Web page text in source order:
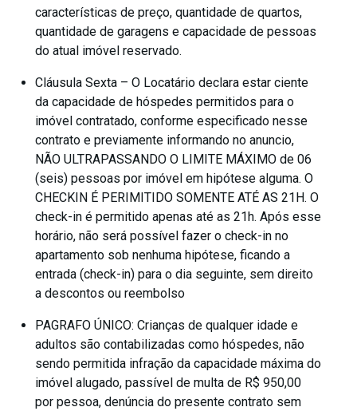
características de preço, quantidade de quartos,
quantidade de garagens e capacidade de pessoas
do atual imóvel reservado.
Cláusula Sexta – O Locatário declara estar ciente
da capacidade de hóspedes permitidos para o
imóvel contratado, conforme especificado nesse
contrato e previamente informando no anuncio,
NÃO ULTRAPASSANDO O LIMITE MÁXIMO de 06
(seis) pessoas por imóvel em hipótese alguma. O
CHECKIN É PERIMITIDO SOMENTE ATÉ AS 21H. O
check-in é permitido apenas até as 21h. Após esse
horário, não será possível fazer o check-in no
apartamento sob nenhuma hipótese, ficando a
entrada (check-in) para o dia seguinte, sem direito
a descontos ou reembolso
PAGRAFO ÚNICO: Crianças de qualquer idade e
adultos são contabilizadas como hóspedes, não
sendo permitida infração da capacidade máxima do
imóvel alugado, passível de multa de R$ 950,00
por pessoa, denúncia do presente contrato sem